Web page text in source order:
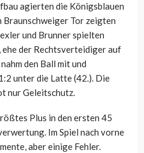
agierten die Königsblauen
Braunschweiger Tor zeigten
und Brunner spielten
ehe der Rechtsverteidiger auf
den Ball mit und
unter die Latte (42.). Die
nur Geleitschutz.
Plus in den ersten 45
Im Spiel nach vorne
aber einige Fehler.